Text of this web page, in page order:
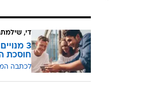
די,
חוסכת
לכתבה